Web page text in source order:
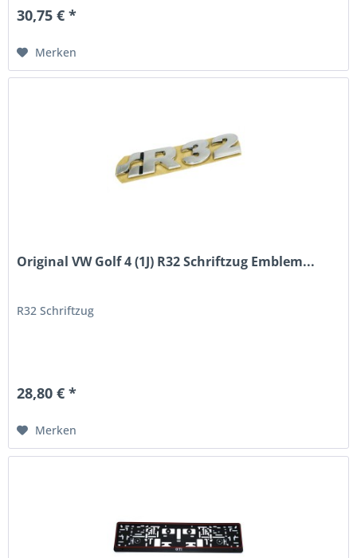
30,75 € *
Merken
Original VW Golf 4 (1J) R32 Schriftzug Emblem...
R32 Schriftzug
28,80 € *
Merken